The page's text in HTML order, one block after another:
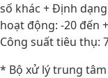
số khác + Định
hoạt động: -20 đến
Công suất tiêu thụ:
* Bộ xử lý trung